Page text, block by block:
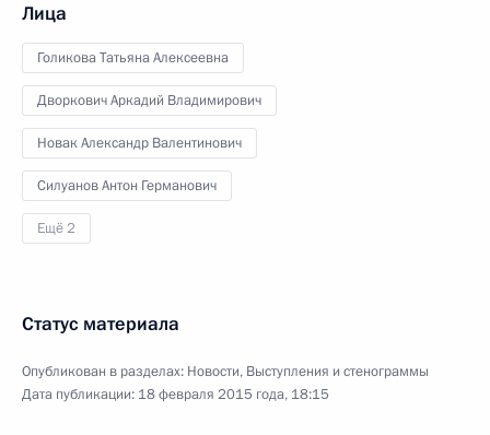
Лица
Голикова Татьяна Алексеевна
Дворкович Аркадий Владимирович
Новак Александр Валентинович
Силуанов Антон Германович
Ещё 2
Статус материала
Опубликован в разделах: Новости, Выступления и стенограммы
Дата публикации: 18 февраля 2015 года, 18:15